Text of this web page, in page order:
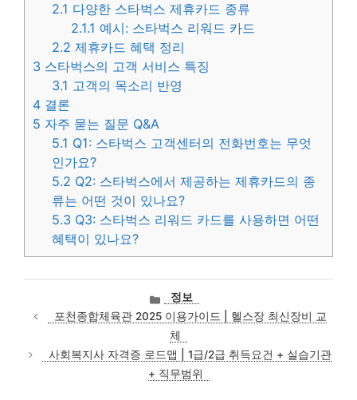
2.1 다양한 스타벅스 제휴카드 종류
2.1.1 예시: 스타벅스 리워드 카드
2.2 제휴카드 혜택 정리
3 스타벅스의 고객 서비스 특징
3.1 고객의 목소리 반영
4 결론
5 자주 묻는 질문 Q&A
5.1 Q1: 스타벅스 고객센터의 전화번호는 무엇
인가요?
5.2 Q2: 스타벅스에서 제공하는 제휴카드의 종
류는 어떤 것이 있나요?
5.3 Q3: 스타벅스 리워드 카드를 사용하면 어떤
혜택이 있나요?
카
테
고
리
정보
포천종합체육관 2025 이용가이드 | 헬스장 최신장비 교
체
사회복지사 자격증 로드맵 | 1급/2급 취득요건 + 실습기관
+ 직무범위